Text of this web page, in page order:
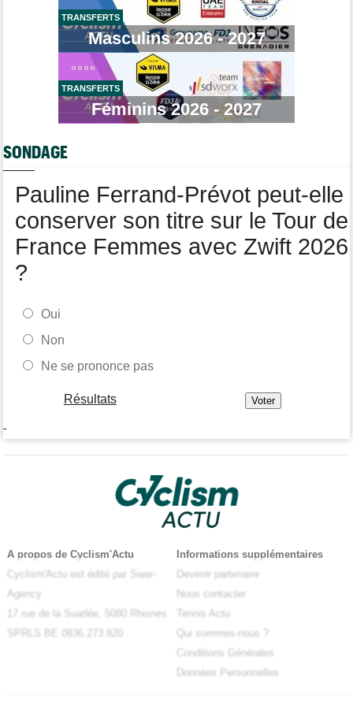
Tour de Burgos
Felix Gall : "Ma 1ère victoire sur un classement général..."
08/08
Transfert
Lotto-Intermarché fait passer pro trois jeunes de sa formation
Transfert
Joe Blackmore devrait signer chez une armada du WorldTour
!
TRANSFERTS
Masculins 2026 - 2027
TRANSFERTS
Féminins 2026 - 2027
SONDAGE
Pauline Ferrand-Prévot peut-elle
conserver son titre sur le Tour de
France Femmes avec Zwift 2026
?
Oui
Non
Ne se prononce pas
Résultats
-
A propos de Cyclism'Actu
Cyclism'Actu est édité par Swar-
Agency
17 rue de la Suarlée, 5080 Rhisnes
SPRLS BE 0836.273.820
Informations supplémentaires
Devenir partenaire
Nous contacter
Tennis Actu
Qui sommes-nous ?
Conditions Générales
Données Personnelles